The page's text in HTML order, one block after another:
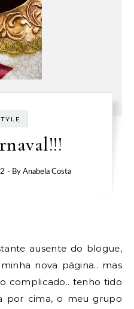
- ByAnabela Costa
ausente do blogue,
nova página.. mas
complicado.. tenho tido
por cima, o meu grupo